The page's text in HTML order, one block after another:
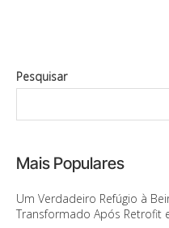
Pesquisar
Mais Populares
Um Verdadeiro Refúgio à
Transformado Após Retrofit